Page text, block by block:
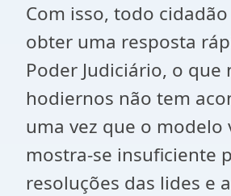
Com isso, todo
obter uma resposta
Poder Judiciário, o que
hodiernos não tem
uma vez que o modelo
mostra-se insuficiente
resoluções das lides e